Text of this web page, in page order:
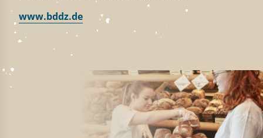
www.bddz.de